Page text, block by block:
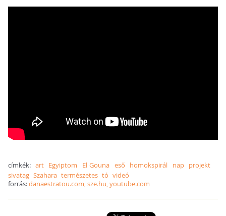
címkék: art Egyiptom El Gouna eső homokspirál nap projekt
sivatag Szahara természetes tó videó
forrás:danaestratou.com, sze.hu, youtube.com